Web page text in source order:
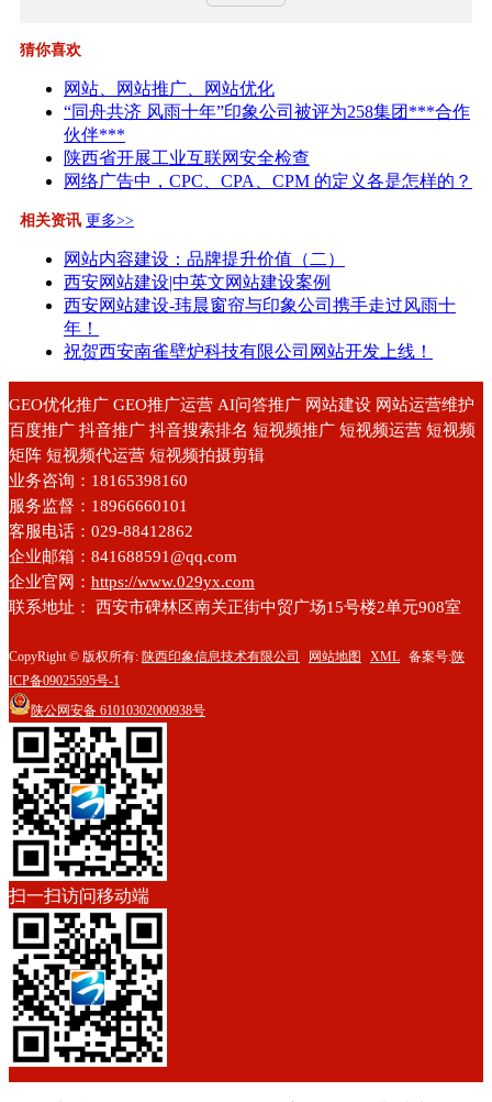
猜你喜欢
网站、网站推广、网站优化
“同舟共济 风雨十年”印象公司被评为258集团***合作
伙伴***
陕西省开展工业互联网安全检查
网络广告中，CPC、CPA、CPM 的定义各是怎样的？
相关资讯 更多>>
网站内容建设：品牌提升价值（二）
西安网站建设|中英文网站建设案例
西安网站建设-玮晨窗帘与印象公司携手走过风雨十
年！
祝贺西安南雀壁炉科技有限公司网站开发上线！
GEO优化推广 GEO推广运营 AI问答推广 网站建设 网站运营维护
百度推广 抖音推广 抖音搜索排名 短视频推广 短视频运营 短视频
矩阵 短视频代运营 短视频拍摄剪辑
业务咨询：18165398160
服务监督：18966660101
客服电话：029-88412862
企业邮箱：841688591@qq.com
企业官网： https://www.029yx.com
联系地址： 西安市碑林区南关正街中贸广场15号楼2单元908室
CopyRight © 版权所有: 陕西印象信息技术有限公司 网站地图 XML 备案号:陕
ICP备09025595号-1
陕公网安备 61010302000938号
扫一扫访问移动端